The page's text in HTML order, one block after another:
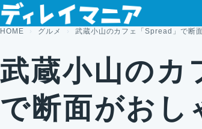
コンテンツへスキップ
HOME グルメ 武蔵小山のカフェ「Spread」で断
武蔵小山のカ
で断面がおし